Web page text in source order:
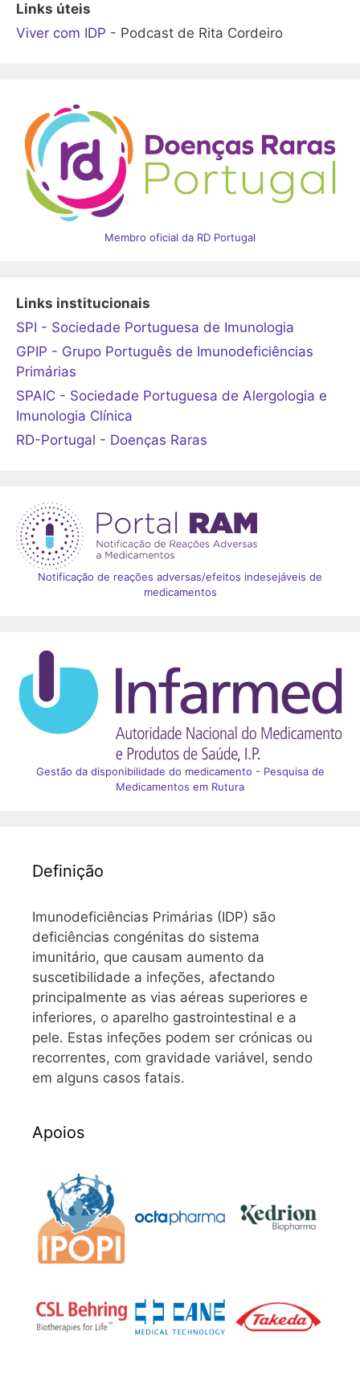
Links úteis
Viver com IDP - Podcast de Rita Cordeiro
Membro oficial da RD Portugal
Links institucionais
SPI - Sociedade Portuguesa de Imunologia
GPIP - Grupo Português de Imunodeficiências
Primárias
SPAIC - Sociedade Portuguesa de Alergologia e
Imunologia Clínica
RD-Portugal - Doenças Raras
Notificação de reações adversas/efeitos indesejáveis de
medicamentos
Gestão da disponibilidade do medicamento - Pesquisa de
Medicamentos em Rutura
Definição
Imunodeficiências Primárias (IDP) são
deficiências congénitas do sistema
imunitário, que causam aumento da
suscetibilidade a infeções, afectando
principalmente as vias aéreas superiores e
inferiores, o aparelho gastrointestinal e a
pele. Estas infeções podem ser crónicas ou
recorrentes, com gravidade variável, sendo
em alguns casos fatais.
Apoios